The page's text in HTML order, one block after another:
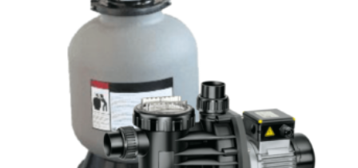
alkatrészek precíz összhangolt működésre tervezték. A
szivattyúk és szűrők teljesítménye a maximális áramlás és
energiahatékonyság érdekében van összehangolva. A
érdekében. Mini Streamer szivattyú Gemas Mini Streamer
előszűrős önfelszívó szivattyú, termoplasztik műanyagból.
Minden típusú kis méretű medencéhez telepíthető. Minden
eleme korrózióálló, erősített termoplasztikból készül a
tartósság és hosszú élettartam érdekében. Szívó és nyomó